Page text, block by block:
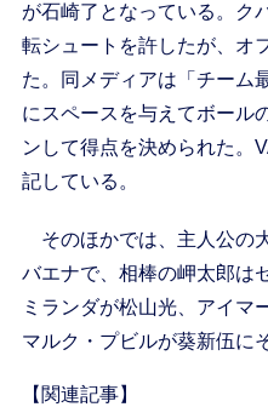
が石崎了となっている。ク
転シュートを許したが、オ
た。同メディアは「チーム
にスペースを与えてボール
ンして得点を決められた。
記している。
そのほかでは、主人公の
バエナで、相棒の岬太郎は
ミランダが松山光、アイマ
マルク・プビルが葵新伍に
【関連記事】